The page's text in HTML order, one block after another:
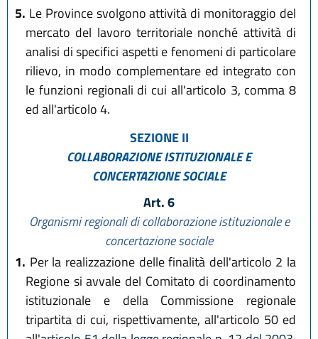
5. Le Province svolgono attività di monitoraggio del
mercato del lavoro territoriale nonché attività di
analisi di specifici aspetti e fenomeni di particolare
rilievo, in modo complementare ed integrato con
le funzioni regionali di cui all'articolo 3, comma 8
ed all'articolo 4.
SEZIONE II
COLLABORAZIONE ISTITUZIONALE E
CONCERTAZIONE SOCIALE
Art. 6
Organismi regionali di collaborazione istituzionale e
concertazione sociale
1. Per la realizzazione delle finalità dell'articolo 2 la
Regione si avvale del Comitato di coordinamento
istituzionale e della Commissione regionale
tripartita di cui, rispettivamente, all'articolo 50 ed